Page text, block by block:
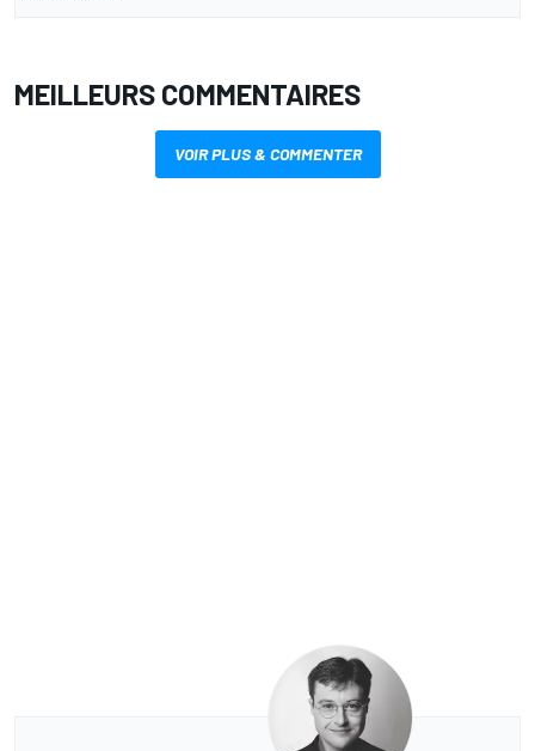
MEILLEURS COMMENTAIRES
VOIR PLUS & COMMENTER